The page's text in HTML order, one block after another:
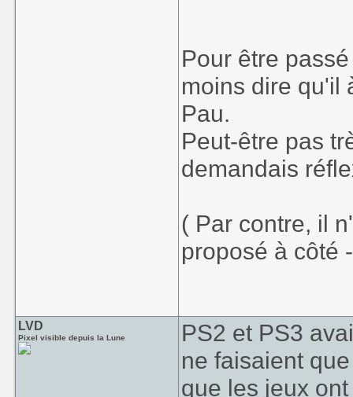
Pour être
moins dire qu'il
Pau.
Peut-être pas
demandais
( Par contre, il
proposé à côté
LVD
Pixel visible depuis la Lune
PS2 et PS3
ne faisaient
que les jeux